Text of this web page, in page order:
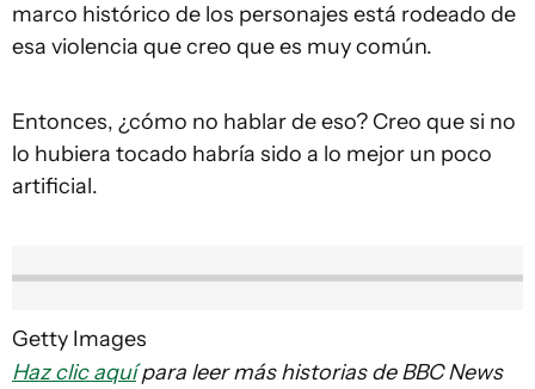
marco histórico de los personajes está rodeado de
esa violencia que creo que es muy común.
Entonces, ¿cómo no hablar de eso? Creo que si no
lo hubiera tocado habría sido a lo mejor un poco
artificial.
Getty Images
Haz clic aquípara leer más historias de BBC News